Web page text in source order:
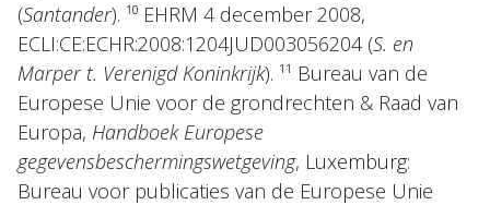
(Santander). ¹⁰ EHRM 4 december 2008,
ECLI:CE:ECHR:2008:1204JUD003056204 (S. en
Marper t. Verenigd Koninkrijk). ¹¹ Bureau van de
Europese Unie voor de grondrechten & Raad van
Europa, Handboek Europese
gegevensbeschermingswetgeving, Luxemburg:
Bureau voor publicaties van de Europese Unie